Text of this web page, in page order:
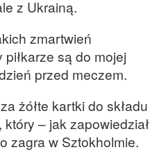
z Ukrainą.
zmartwień
są do mojej
przed meczem.
żółte kartki do składu
– jak zapowiedział
zagra w Sztokholmie.